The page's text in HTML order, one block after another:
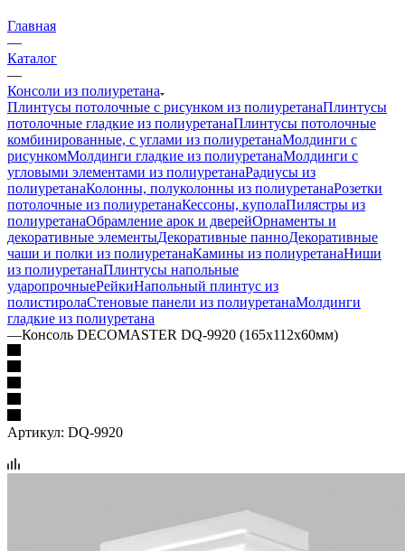
Главная
—
Каталог
—
Консоли из полиуретана
Плинтусы потолочные с рисунком из полиуретанаПлинтусы
потолочные гладкие из полиуретанаПлинтусы потолочные
комбинированные, с углами из полиуретанаМолдинги c
рисункомМолдинги гладкие из полиуретанаМолдинги с
угловыми элементами из полиуретанаРадиусы из
полиуретанаКолонны, полуколонны из полиуретанаРозетки
потолочные из полиуретанаКессоны, куполаПилястры из
полиуретанаОбрамление арок и дверейОрнаменты и
декоративные элементыДекоративные панноДекоративные
чаши и полки из полиуретанаКамины из полиуретанаНиши
из полиуретанаПлинтусы напольные
ударопрочныеРейкиНапольный плинтус из
полистиролаСтеновые панели из полиуретанаМолдинги
гладкие из полиуретана
—Консоль DECOMASTER DQ-9920 (165x112x60мм)
Артикул: DQ-9920